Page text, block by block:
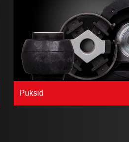
Puksid